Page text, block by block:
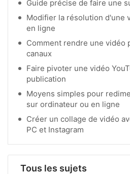
Guide précise de faire une
Modifier la résolution d'une
en ligne
Comment rendre une vidéo
canaux
Faire pivoter une vidéo
publication
Moyens simples pour
sur ordinateur ou en ligne
Créer un collage de vidéo
PC et Instagram
Tous les sujets